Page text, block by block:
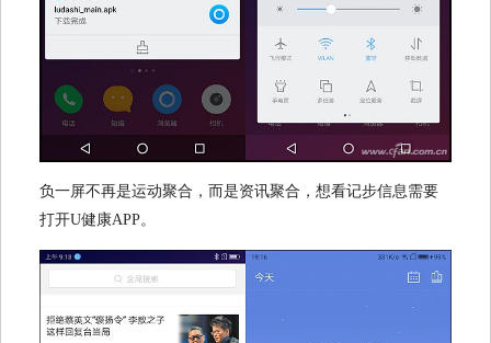
负一屏不再是运动聚合，而是资讯聚合，想看记步信息需要
打开U健康APP。